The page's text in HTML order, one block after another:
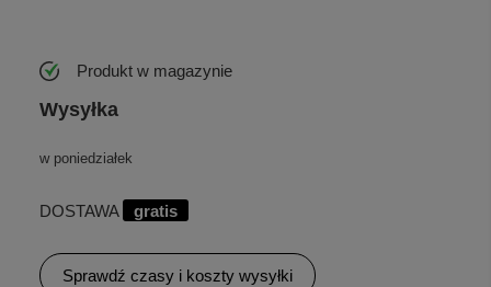
Produkt w magazynie
Wysyłka
w poniedziałek
DOSTAWA gratis
Sprawdź czasy i koszty wysyłki